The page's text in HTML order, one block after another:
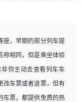
座，早期的部分列车提
称相同，但是乘坐体验
你主动去查看列车车
改车票或者退票，但有
车票，都提供免费的热